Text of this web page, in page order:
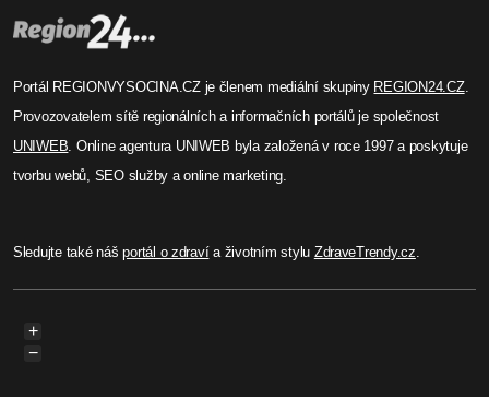
Portál REGIONVYSOCINA.CZ je členem mediální skupiny REGION24.CZ.
Provozovatelem sítě regionálních a informačních portálů je společnost
UNIWEB. Online agentura UNIWEB byla založená v roce 1997 a poskytuje
tvorbu webů, SEO služby a online marketing.
Sledujte také nášportál o zdravía životním stylu ZdraveTrendy.cz.
+
−